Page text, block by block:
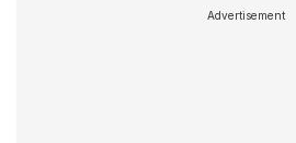
Advertisement